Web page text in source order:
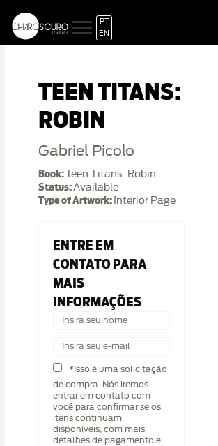
PT
EN
TEEN TITANS:
ROBIN
Gabriel Picolo
Book:Teen Titans: Robin
Status:Available
Type of Artwork: Interior Page
ENTRE EM
CONTATO PARA
MAIS
INFORMAÇÕES
*Isso é uma solicitação
de compra. Nós iremos
entrar em contato com
você para confirmar se os
itens continuam
disponíveis, com mais
detalhes de pagamento e